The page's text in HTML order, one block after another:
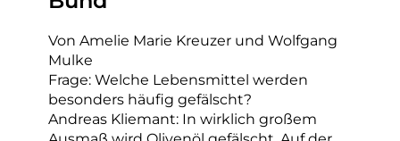
Von Amelie Marie Kreuzer und Wolfgang
Mulke
Frage: Welche Lebensmittel werden
besonders häufig gefälscht?
Andreas Kliemant: In wirklich großem